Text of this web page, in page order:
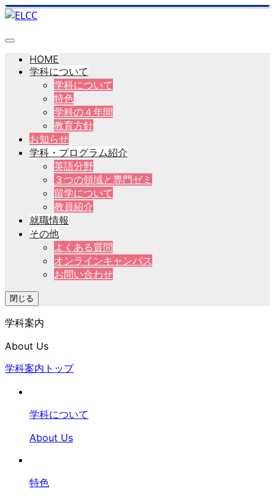
HOME
学科について
学科について
特色
学科の４年間
教育方針
お知らせ
学科・プログラム紹介
英語分野
３つの領域と専門ゼミ
留学について
教員紹介
就職情報
その他
よくある質問
オンラインキャンパス
お問い合わせ
閉じる
学科案内
About Us
学科案内トップ
学科について
About Us
特色